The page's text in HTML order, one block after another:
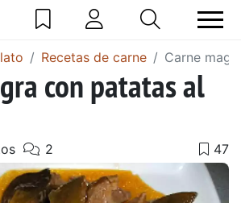
Recetas de carne Carne
con patatas al